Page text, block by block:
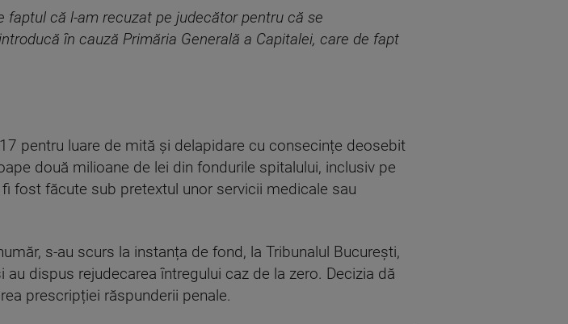
faptul că l-am recuzat pe judecător pentru că se
în cauză Primăria Generală a Capitalei, care de fapt
pentru luare de mită și delapidare cu consecințe deosebit
două milioane de lei din fondurile spitalului, inclusiv pe
fost făcute sub pretextul unor servicii medicale sau
s-au scurs la instanța de fond, la Tribunalul București,
dispus rejudecarea întregului caz de la zero. Decizia dă
prescripției răspunderii penale.